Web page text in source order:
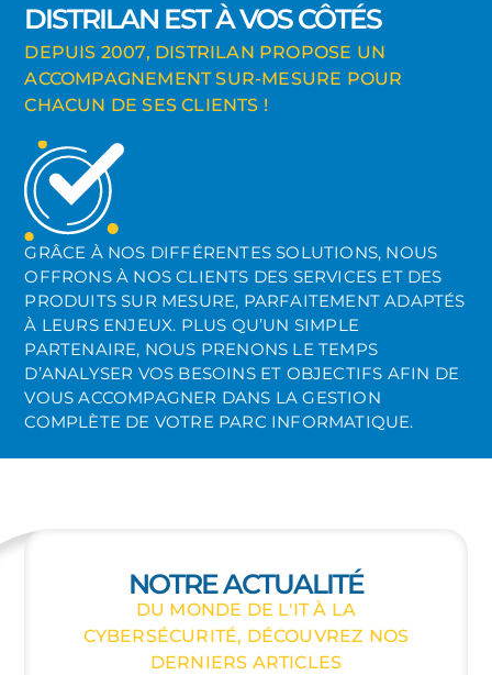
DISTRILAN EST À VOS CÔTÉS
DEPUIS 2007, DISTRILAN PROPOSE UN
ACCOMPAGNEMENT SUR-MESURE POUR
CHACUN DE SES CLIENTS !
GRÂCE À NOS DIFFÉRENTES SOLUTIONS, NOUS
OFFRONS À NOS CLIENTS DES SERVICES ET DES
PRODUITS SUR MESURE, PARFAITEMENT ADAPTÉS
À LEURS ENJEUX. PLUS QU’UN SIMPLE
PARTENAIRE, NOUS PRENONS LE TEMPS
D’ANALYSER VOS BESOINS ET OBJECTIFS AFIN DE
VOUS ACCOMPAGNER DANS LA GESTION
COMPLÈTE DE VOTRE PARC INFORMATIQUE.
NOTRE ACTUALITÉ
DU MONDE DE L'IT À LA
CYBERSÉCURITÉ, DÉCOUVREZ NOS
DERNIERS ARTICLES